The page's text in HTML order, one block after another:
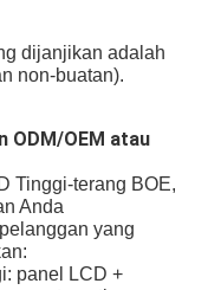
dijanjikan adalah
non-buatan).
ODM/OEM atau
Tinggi-terang BOE,
Anda
yang
panel LCD +